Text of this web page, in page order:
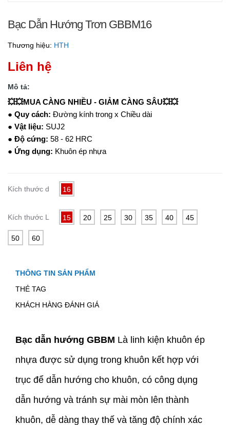
Bạc Dẫn Hướng Trơn GBBM16
Thương hiệu: HTH
Liên hệ
Mô tả:
💥💥MUA CÀNG NHIỀU - GIẢM CÀNG SÂU💥💥
● Quy cách: Đường kính trong x Chiều dài
● Vật liệu: SUJ2
● Độ cứng: 58 - 62 HRC
● Ứng dụng: Khuôn ép nhựa
Kích thước d 16
Kích thước L 15 20 25 30 35 40 45
50 60
THÔNG TIN SẢN PHẨM
THẺ TAG
KHÁCH HÀNG ĐÁNH GIÁ
Bạc dẫn hướng GBBM Là linh kiện khuôn ép
nhựa được sử dụng trong khuôn kết hợp với
trục để dẫn hướng cho khuôn, có công dụng
dẫn hướng và tránh sự mài mòn lên thành
khuôn, dễ dàng thay thế và tăng độ chính xác